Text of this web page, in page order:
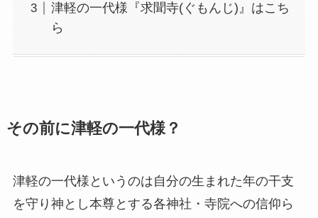
津軽の一代様『求聞寺(ぐもんじ)』はこち
ら
その前に津軽の一代様？
津軽の一代様というのは自分の生まれた年の干支
を守り神とし本尊とする各神社・寺院への信仰ら